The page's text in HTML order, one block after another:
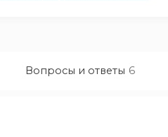
Вопросы и ответы 6